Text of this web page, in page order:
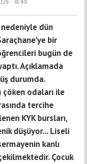
dün
bir
bugün de
Açıklamada
durumda.
odaları ile
tercihe
KYK bursları,
düşüyor... Liseli
kanlı
Çocuk